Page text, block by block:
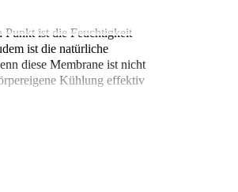
Punkt ist die Feuchtigkeit
ist die natürliche
diese Membrane ist nicht
Kühlung effektiv
Körper versucht, zur